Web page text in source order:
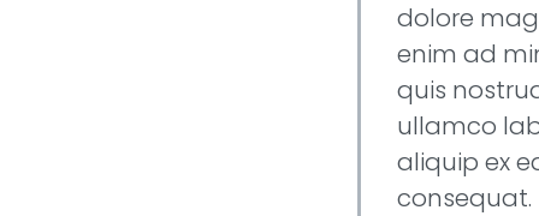
dolore
enim ad
quis
ullamco
aliquip ex
consequat.